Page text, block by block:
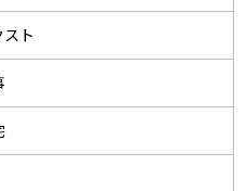
ト